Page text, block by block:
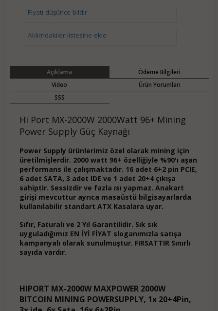
Fiyatı düşünce bildir
Aklımdakiler listesine ekle
Açıklama
Ödeme Bilgileri
Video
Ürün Yorumları
SSS
Hi Port MX-2000W 2000Watt 96+ Mining
Power Supply Güç Kaynağı
Power Supply ürünlerimiz özel olarak mining için
üretilmişlerdir. 2000 watt 96+ özelliğiyle %90'ı aşan
performans ile çalışmaktadır. 16 adet 6+2 pin PCIE,
6 adet SATA, 3 adet IDE ve 1 adet 20+4 çıkışa
sahiptir. Sessizdir ve fazla ısı yapmaz. Anakart
girişi mevcuttur ayrıca masaüstü bilgisayarlarda
kullanılabilir standart ATX Kasalara uyar.
Sıfır, Faturalı ve 2 Yıl Garantilidir. Sık sık
uyguladığımız EN İYİ FİYAT sloganımızla satışa
kampanyalı olarak sunulmuştur. FIRSATTIR Sınırlı
sayıda vardır.
HIPORT MX-2000W MAXPOWER 2000W
BITCOIN MINING POWERSUPPLY, 1x 20+4Pin,